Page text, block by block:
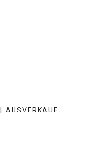
AUSVERKAUF